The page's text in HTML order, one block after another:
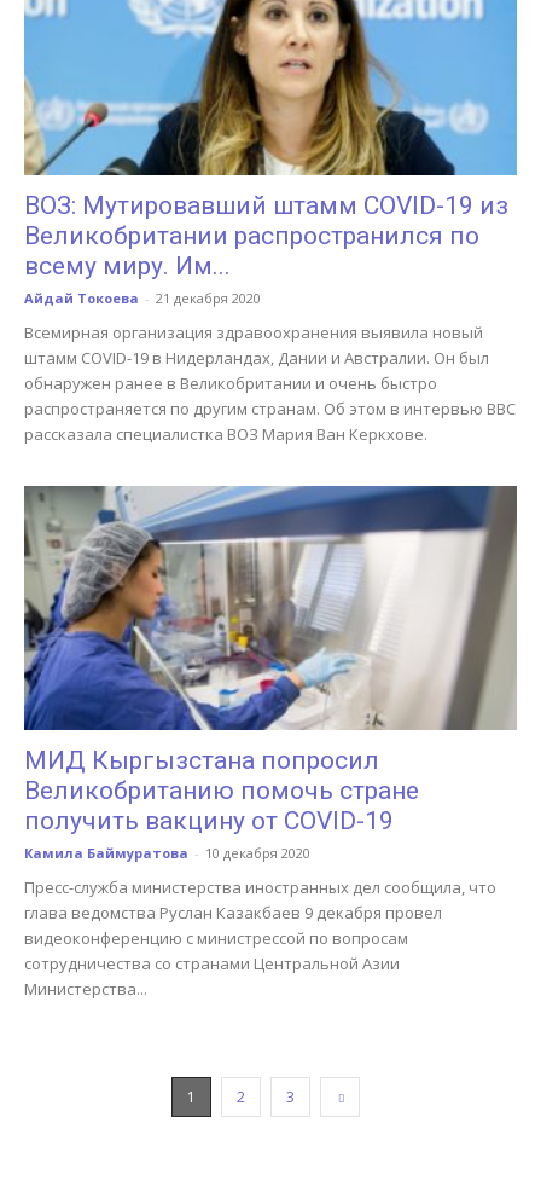
ВОЗ: Мутировавший штамм COVID-19 из
Великобритании распространился по
всему миру. Им...
Айдай Токоева - 21 декабря 2020
Всемирная организация здравоохранения выявила новый
штамм COVID-19 в Нидерландах, Дании и Австралии. Он был
обнаружен ранее в Великобритании и очень быстро
распространяется по другим странам. Об этом в интервью BBC
рассказала специалистка ВОЗ Мария Ван Керкхове.
МИД Кыргызстана попросил
Великобританию помочь стране
получить вакцину от COVID-19
Камила Баймуратова - 10 декабря 2020
Пресс-служба министерства иностранных дел сообщила, что
глава ведомства Руслан Казакбаев 9 декабря провел
видеоконференцию с министрессой по вопросам
сотрудничества со странами Центральной Азии
Министерства...
1 2 3